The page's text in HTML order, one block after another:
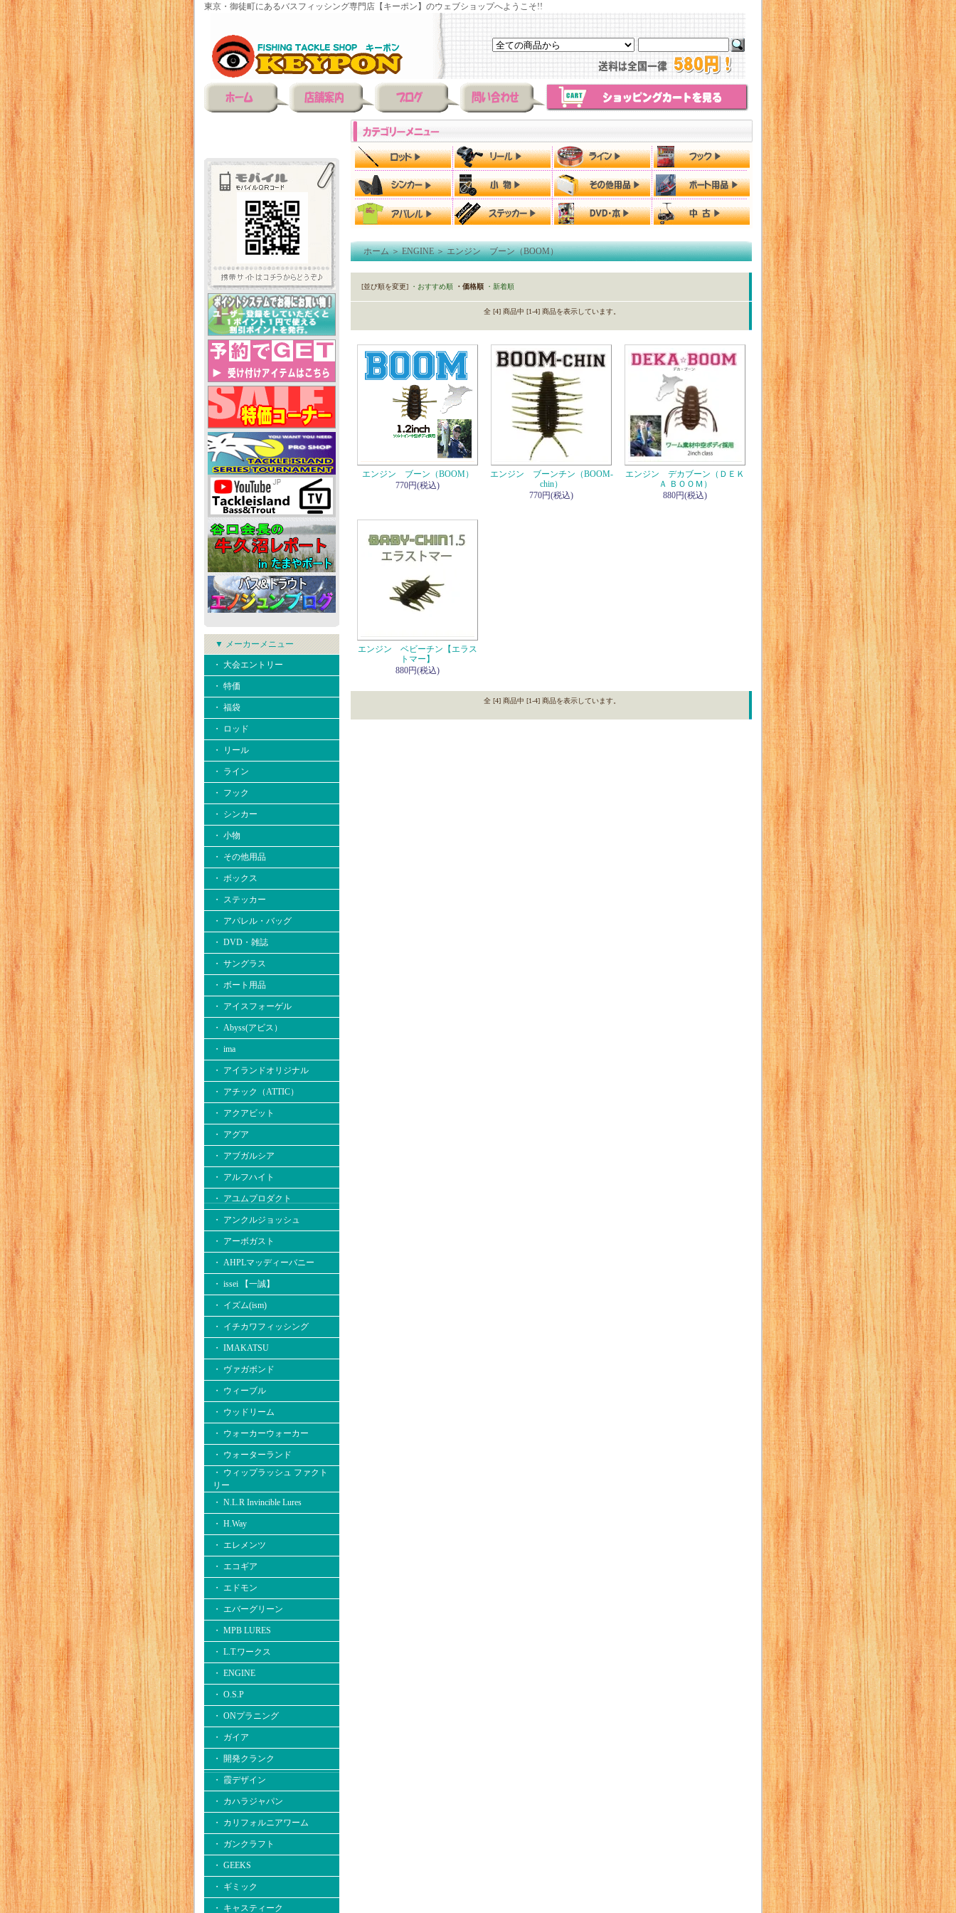
東京・御徒町にあるバスフィッシング専門店【キーポン】のウェブショップへようこそ!!
▼ メーカーメニュー
・ 大会エントリー
・ 特価
・ 福袋
・ ロッド
・ リール
・ ライン
・ フック
・ シンカー
・ 小物
・ その他用品
・ ボックス
・ ステッカー
・ アパレル・バッグ
・ DVD・雑誌
・ サングラス
・ ボート用品
・ アイスフォーゲル
・ Abyss(アビス）
・ ima
・ アイランドオリジナル
・ アチック（ATTIC）
・ アクアビット
・ アグア
・ アブガルシア
・ アルフハイト
・ アユムプロダクト
・ アンクルジョッシュ
・ アーボガスト
・ AHPLマッディーバニー
・ issei 【一誠】
・ イズム(ism)
・ イチカワフィッシング
・ IMAKATSU
・ ヴァガボンド
・ ウィーブル
・ ウッドリーム
・ ウォーカーウォーカー
・ ウォーターランド
・ ウィップラッシュ ファクト
リー
・ N.L.R Invincible Lures
・ H.Way
・ エレメンツ
・ エコギア
・ エドモン
・ エバーグリーン
・ MPB LURES
・ L.T.ワークス
・ ENGINE
・ O.S.P
・ ONプラニング
・ ガイア
・ 開発クランク
・ 霞デザイン
・ カハラジャパン
・ カリフォルニアワーム
・ ガンクラフト
・ GEEKS
・ ギミック
・ キャスティーク
ホーム＞ENGINE＞エンジン ブーン（BOOM）
[並び順を変更] ・おすすめ順 ・価格順 ・新着順
全 [4] 商品中 [1-4] 商品を表示しています。
エンジン ブーン（BOOM）
770円(税込)
エンジン ブーンチン（BOOM-
chin）
770円(税込)
エンジン デカブーン（ＤＥＫ
Ａ ＢＯＯＭ）
880円(税込)
エンジン ベビーチン【エラス
トマー】
880円(税込)
全 [4] 商品中 [1-4] 商品を表示しています。